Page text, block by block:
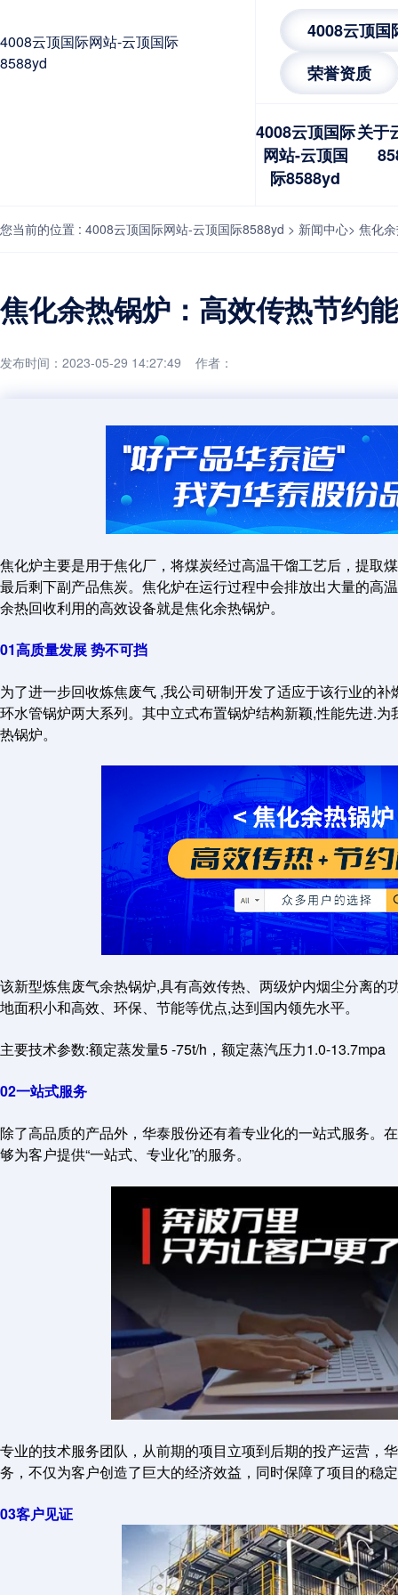
4008云顶国际网站-云顶国际
8588yd
4008云顶国
荣誉资质
4008云顶国际
网站-云顶国
际8588yd
关于
您当前的位置 : 4008云顶国际网站-云顶国际8588yd > 新闻中心> 焦化
焦化余热锅炉：高效传热节约
发布时间：2023-05-29 14:27:49 作者：
焦化炉主要是用于焦化厂，将煤炭经过高温干馏工艺后，提取
最后剩下副产品焦炭。焦化炉在运行过程中会排放出大量的高
余热回收利用的高效设备就是焦化余热锅炉。
01高质量发展 势不可挡
为了进一步回收炼焦废气 ,我公司研制开发了适应于该行业的
环水管锅炉两大系列。其中立式布置锅炉结构新颖,性能先进.
热锅炉。
该新型炼焦废气余热锅炉,具有高效传热、两级炉内烟尘分离的
地面积小和高效、环保、节能等优点,达到国内领先水平。
主要技术参数:额定蒸发量5 -75t/h，额定蒸汽压力1.0-13.7mpa
02一站式服务
除了高品质的产品外，华泰股份还有着专业化的一站式服务。
够为客户提供“一站式、专业化”的服务。
专业的技术服务团队，从前期的项目立项到后期的投产运营，
务，不仅为客户创造了巨大的经济效益，同时保障了项目的稳
03客户见证